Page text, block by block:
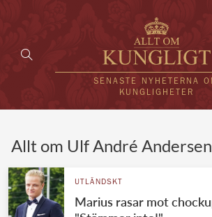
SENASTE NYHETERNA
KUNGLIGHETER
UTLÄNDSKT
Allt om Ulf André Andersen
UTLÄNDSKT
Marius rasar mot